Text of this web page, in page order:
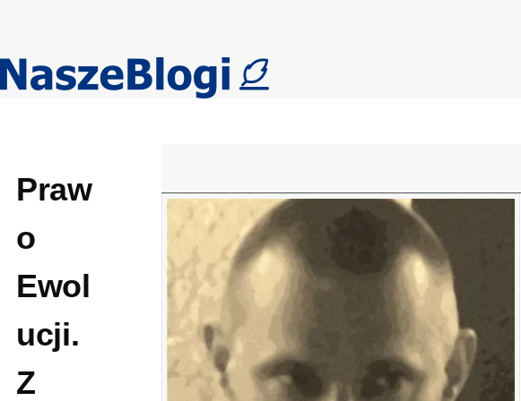
Praw
o
Ewol
ucji.
Z